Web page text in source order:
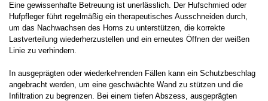
Eine gewissenhafte Betreuung ist unerlässlich. Der Hufschmied oder
Hufpfleger führt regelmäßig ein therapeutisches Ausschneiden durch,
um das Nachwachsen des Horns zu unterstützen, die korrekte
Lastverteilung wiederherzustellen und ein erneutes Öffnen der weißen
Linie zu verhindern.
In ausgeprägten oder wiederkehrenden Fällen kann ein Schutzbeschlag
angebracht werden, um eine geschwächte Wand zu stützen und die
Infiltration zu begrenzen. Bei einem tiefen Abszess, ausgeprägten